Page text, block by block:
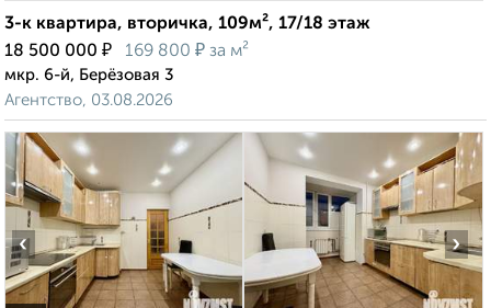
3-к квартира, вторичка, 109м², 17/18 этаж
18 500 000 ₽ 169 800 ₽ за м²
мкр. 6-й, Берёзовая 3
Агентство, 03.08.2026
‹ ›